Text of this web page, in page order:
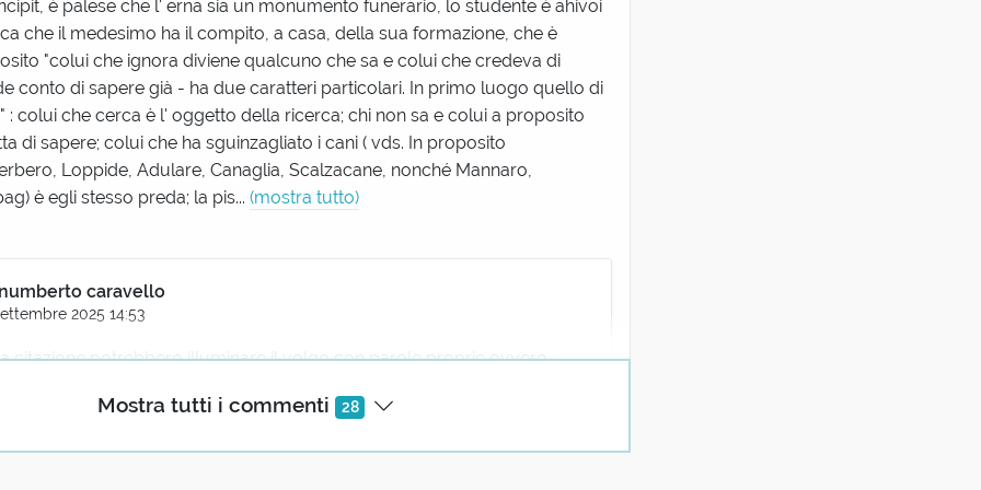
Mostra tutti i commenti 28
è palese che l' erna sia un monumento funerario, lo studente è ahivoi
che il medesimo ha il compito, a casa, della sua formazione, che è
"colui che ignora diviene qualcuno che sa e colui che credeva di
conto di sapere già - ha due caratteri particolari. In primo luogo quello di
: colui che cerca è l' oggetto della ricerca; chi non sa e colui a proposito
di sapere; colui che ha sguinzagliato i cani ( vds. In proposito
Loppide, Adulare, Canaglia, Scalzacane, nonché Mannaro,
è egli stesso preda; la pis... (mostra tutto)
caravello
2025 14:53
citazione potrebbero illuminare il volgo con parole proprie ovvero